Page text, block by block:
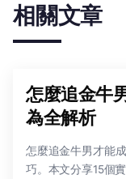
相關文章
怎麼追金牛
為全解析
怎麼追金牛男才能
巧。本文分享15個